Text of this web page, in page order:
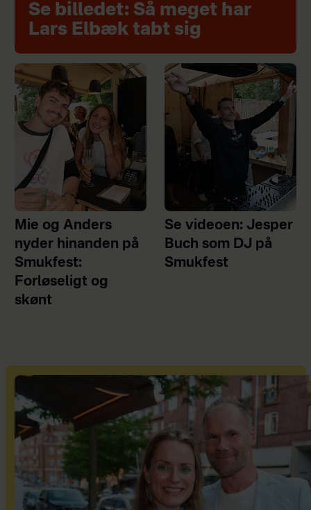
Se billedet: Så meget har
Lars Elbæk tabt sig
Mie og Anders
nyder hinanden på
Smukfest:
Forløseligt og
skønt
Se videoen: Jesper
Buch som DJ på
Smukfest